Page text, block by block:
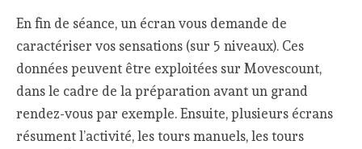
En fin de séance, un écran vous demande de
caractériser vos sensations (sur 5 niveaux). Ces
données peuvent être exploitées sur Movescount,
dans le cadre de la préparation avant un grand
rendez-vous par exemple. Ensuite, plusieurs écrans
résument l’activité, les tours manuels, les tours